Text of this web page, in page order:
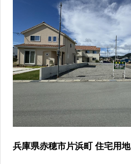
兵庫県赤穂市片浜町 住宅用地